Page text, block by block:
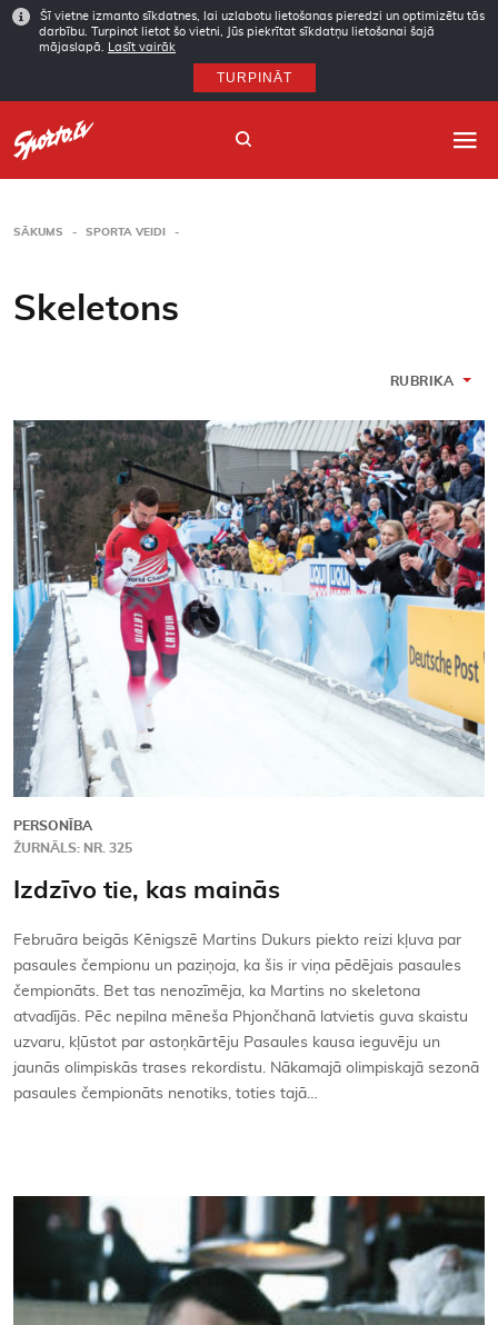
Šī vietne izmanto sīkdatnes, lai uzlabotu lietošanas pieredzi un optimizētu tās
darbību. Turpinot lietot šo vietni, Jūs piekrītat sīkdatņu lietošanai šajā
mājaslapā.
Lasīt vairāk
TURPINĀT
Arhīvs
Abonēšana
Kontakti
SĀKUMS SPORTA VEIDI
Skeletons
RUBRIKA
PERSONĪBA
ŽURNĀLS: NR. 325
Izdzīvo tie, kas mainās
Februāra beigās Kēnigszē Martins Dukurs piekto reizi kļuva par
pasaules čempionu un paziņoja, ka šis ir viņa pēdējais pasaules
čempionāts. Bet tas nenozīmēja, ka Martins no skeletona
atvadījās. Pēc nepilna mēneša Phjončhanā latvietis guva skaistu
uzvaru, kļūstot par astoņkārtēju Pasaules kausa ieguvēju un
jaunās olimpiskās trases rekordistu. Nākamajā olimpiskajā sezonā
pasaules čempionāts nenotiks, toties tajā…